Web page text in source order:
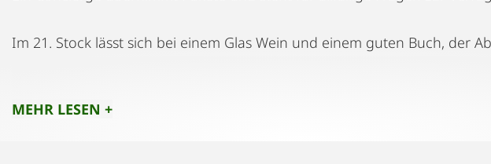
Im 21. Stock lässt sich bei einem Glas Wein und einem guten Buch, der
Für Naturliebhaber/innen oder Sportbegeisterte bietet das
MEHR LESEN +